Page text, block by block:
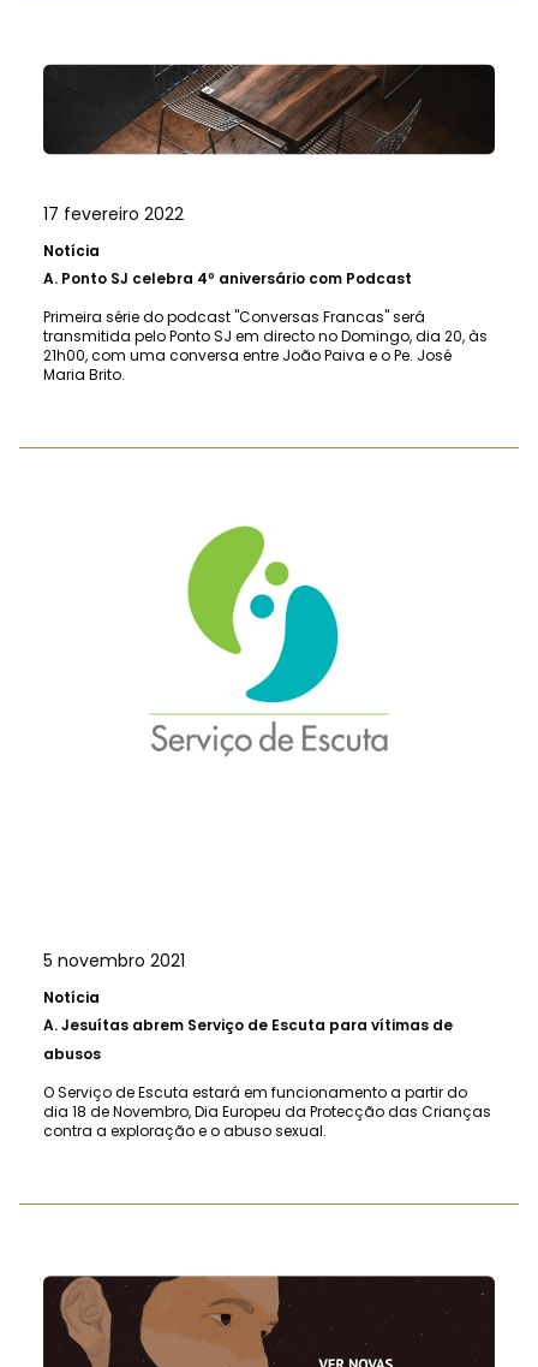
17 fevereiro 2022
Notícia
A. Ponto SJ celebra 4º aniversário com Podcast
Primeira série do podcast "Conversas Francas" será
transmitida pelo Ponto SJ em directo no Domingo, dia 20, às
21h00, com uma conversa entre João Paiva e o Pe. José
Maria Brito.
5 novembro 2021
Notícia
A.Jesuítas abrem Serviço de Escuta para vítimas de
abusos
O Serviço de Escuta estará em funcionamento a partir do
dia 18 de Novembro, Dia Europeu da Protecção das Crianças
contra a exploração e o abuso sexual.